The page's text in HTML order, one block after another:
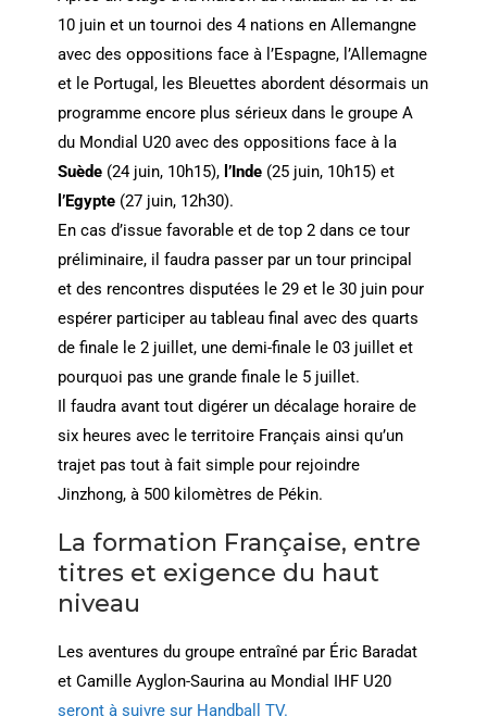
10 juin et un tournoi des 4 nations en Allemangne
avec des oppositions face à l’Espagne, l’Allemagne
et le Portugal, les Bleuettes abordent désormais un
programme encore plus sérieux dans le groupe A
du Mondial U20 avec des oppositions face à la
Suède(24 juin, 10h15), l’Inde(25 juin, 10h15) et
l’Egypte(27 juin, 12h30).
En cas d’issue favorable et de top 2 dans ce tour
préliminaire, il faudra passer par un tour principal
et des rencontres disputées le 29 et le 30 juin pour
espérer participer au tableau final avec des quarts
de finale le 2 juillet, une demi-finale le 03 juillet et
pourquoi pas une grande finale le 5 juillet.
Il faudra avant tout digérer un décalage horaire de
six heures avec le territoire Français ainsi qu’un
trajet pas tout à fait simple pour rejoindre
Jinzhong, à 500 kilomètres de Pékin.
La formation Française, entre
titres et exigence du haut
niveau
Les aventures du groupe entraîné par Éric Baradat
et Camille Ayglon-Saurina au Mondial IHF U20
seront à suivre sur Handball TV.